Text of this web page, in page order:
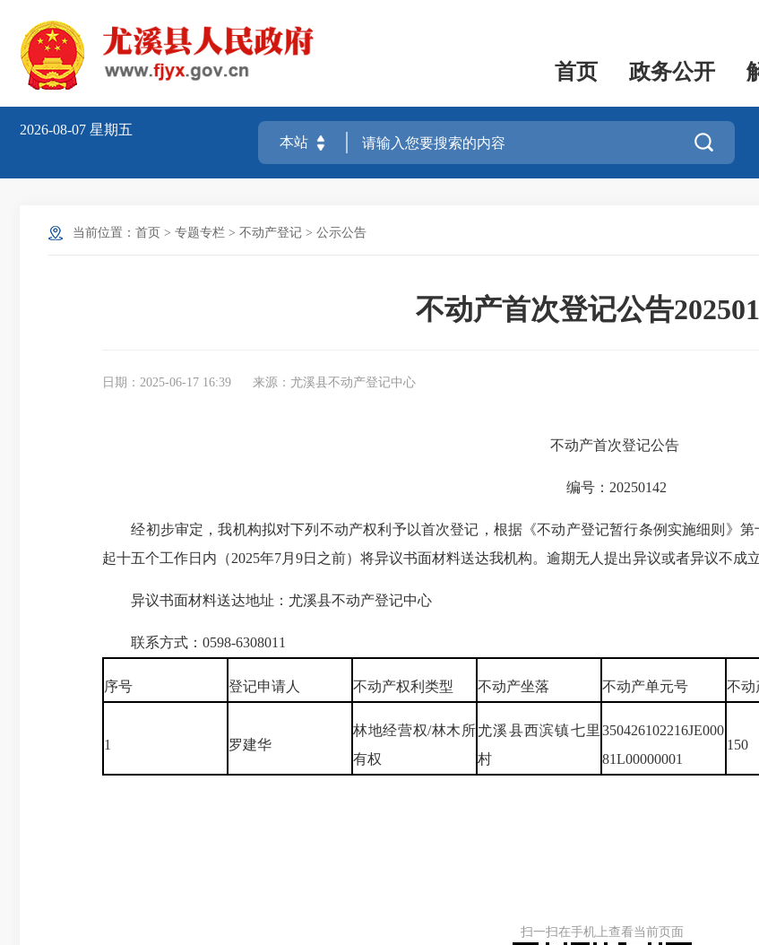
首页 政务公开
2026-08-07 星期五

当前位置： 首页 > 专题专栏 > 不动产登记 > 公示公告
不动产首次登记公告
日期：2025-06-17 16:39 来源：尤溪县不动产登记中心
不动产首次登记公告
编号：20250142
经初步审定，我机构拟对下列不动产权利予以首次登记，根据《不动产登记暂行条例实施细则》第
起十五个工作日内（2025年7月9日之前）将异议书面材料送达我机构。逾期无人提出异议或者异议不成
异议书面材料送达地址：尤溪县不动产登记中心
联系方式：0598-6308011
序号 登记申请人 不动产权利类型 不动产坐落 不动产单元号 不动
1 罗建华
林地经营权/林木所
有权
尤溪县西滨镇七里
村
350426102216JE000
81L00000001
150
扫一扫在手机上查看当前页面